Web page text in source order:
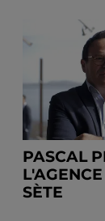
PASCAL
SÈTE